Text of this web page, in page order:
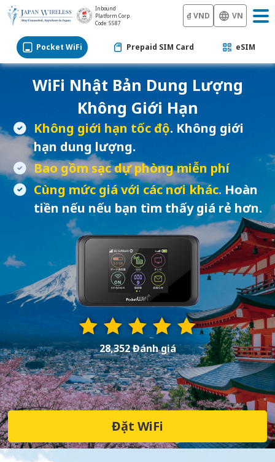
Inbound
Platform Corp.
Code: 5587
₫ VND VN
Pocket WiFi Prepaid SIM Card eSIM
WiFi Nhật Bản Dung Lượng
Không Giới Hạn
Không giới hạn tốc độ. Không giới
hạn dung lượng.
Bao gồm sạc dự phòng miễn phí
Cùng mức giá với các nơi khác. Hoàn
tiền nếu nếu bạn tìm thấy giá rẻ hơn.
28,352 Đánh giá
Đặt WiFi